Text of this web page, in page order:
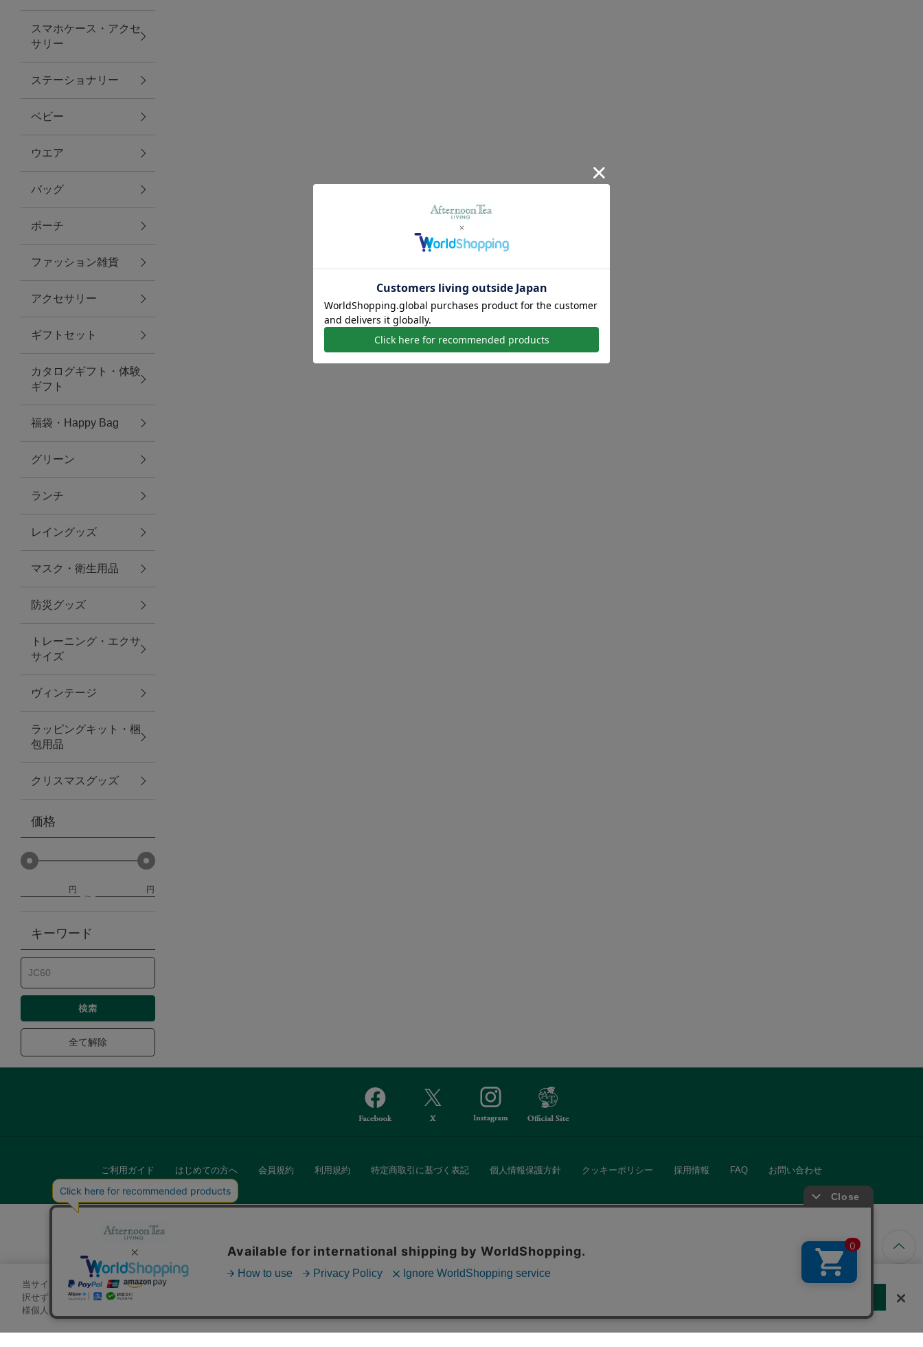
キッチン
ファブリック
グリーン
バス＆ビューティー
バス＆ビューティー
タオル
ウエア＆バッグ
ウエア
レイングッズ
アクセサリー
ファッション雑貨
ファッショングッズ
スマホケース・アクセサリー
ポーチ
ステーショナリー
その他
紅茶・フード
防災グッズ・非常食
トレーニング
ヴィンテージ
スマホケース・アクセ
サリー
ステーショナリー
ベビー
ウエア
バッグ
ポーチ
ファッション雑貨
アクセサリー
ギフトセット
カタログギフト・体験
ギフト
福袋・Happy Bag
グリーン
ランチ
レイングッズ
マスク・衛生用品
防災グッズ
トレーニング・エクサ
サイズ
ヴィンテージ
ラッピングキット・梱
包用品
クリスマスグッズ
価格
円 円
キーワード
全て解除
ご利用ガイド はじめての方へ 会員規約 利用規約 特定商取引に基づく表記 個人情報保護方針 クッキーポリシー 採用情報 FAQ お問い合わせ
当サイトでは、サイトの利便性向上のためにクッキーを使用いたします。ボタンから同意の可否を選択してください。選
択せずにページを移動した場合、クッキーの使用に同意したことになります。クッキーを通じて収集する情報には「お客
様個人を特定できる情報」は一切含まれておりません。詳細は